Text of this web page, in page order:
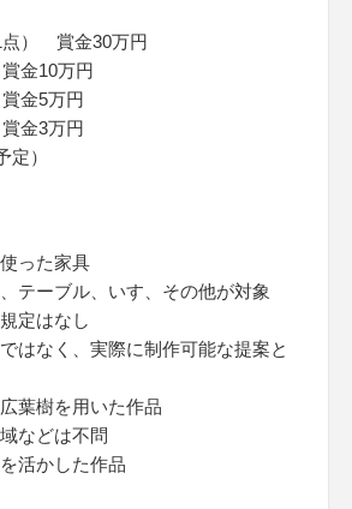
点） 賞金30万円
金10万円
金5万円
金3万円
定）
った家具
テーブル、いす、その他が対象
定はなし
はなく、実際に制作可能な提案と
葉樹を用いた作品
などは不問
活かした作品